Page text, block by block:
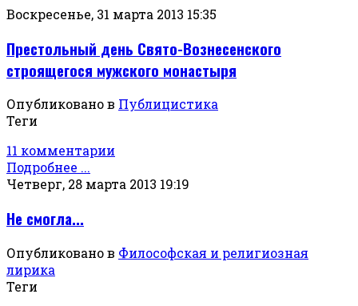
Воскресенье, 31 марта 2013 15:35
Престольный день Свято-Вознесенского
строящегося мужского монастыря
Опубликовано в Публицистика
Теги
11 комментарии
Подробнее ...
Четверг, 28 марта 2013 19:19
Не смогла...
Опубликовано в Философская и религиозная
лирика
Теги